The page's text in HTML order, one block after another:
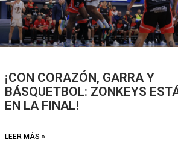
¡CON CORAZÓN, GARRA Y
BÁSQUETBOL: ZONKEYS
EN LA FINAL!
LEER MÁS »